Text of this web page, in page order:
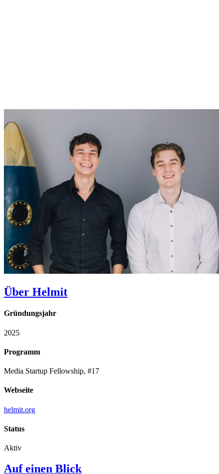
Über Helmit
Gründungsjahr
2025
Programm
Media Startup Fellowship, #17
Webseite
helmit.org
Status
Aktiv
Auf einen Blick